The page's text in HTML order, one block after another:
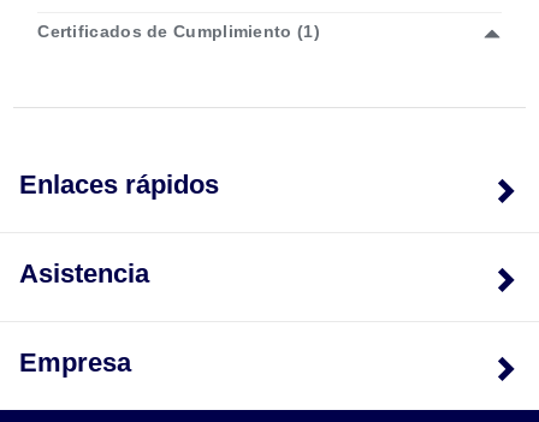
Certificados de Cumplimiento (1)
Enlaces rápidos
Asistencia
Empresa